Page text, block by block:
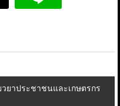
วยาประชาชนและเกษตรกร